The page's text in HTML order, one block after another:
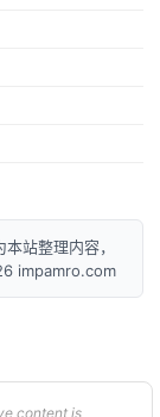
站整理内容，
impamro.com
content is